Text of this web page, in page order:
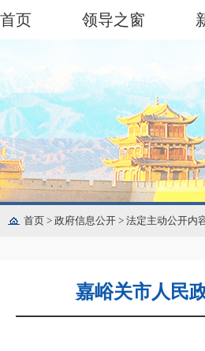
首页 领导之窗
首页 > 政府信息公开 > 法定主动公开内
嘉峪关市人民